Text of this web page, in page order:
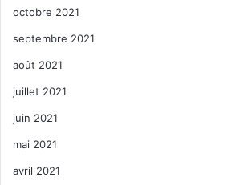
octobre 2021
septembre 2021
août 2021
juillet 2021
juin 2021
mai 2021
avril 2021